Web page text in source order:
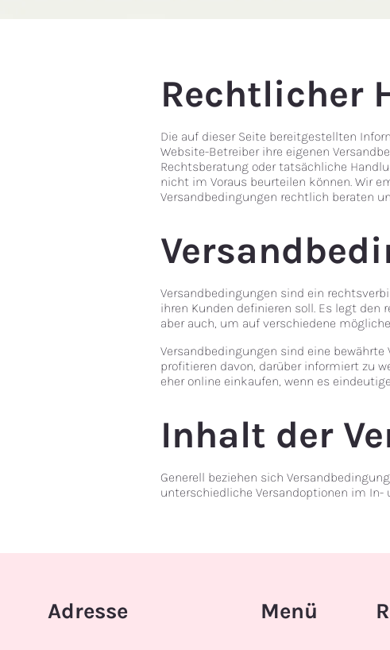
Rechtlicher
Die auf dieser Seite bereitgestellten
Website-Betreiber ihre eigenen
Rechtsberatung oder tatsächliche
nicht im Voraus beurteilen können. Wir
Versandbedingungen rechtlich beraten
Versandbedingungen sind ein
ihren Kunden definieren soll. Es legt
aber auch, um auf verschiedene
Versandbedingungen sind eine bewährte
profitieren davon, darüber informiert zu
eher online einkaufen, wenn es
Generell beziehen sich
unterschiedliche Versandoptionen im In-
Inhalt der
Adresse Menü